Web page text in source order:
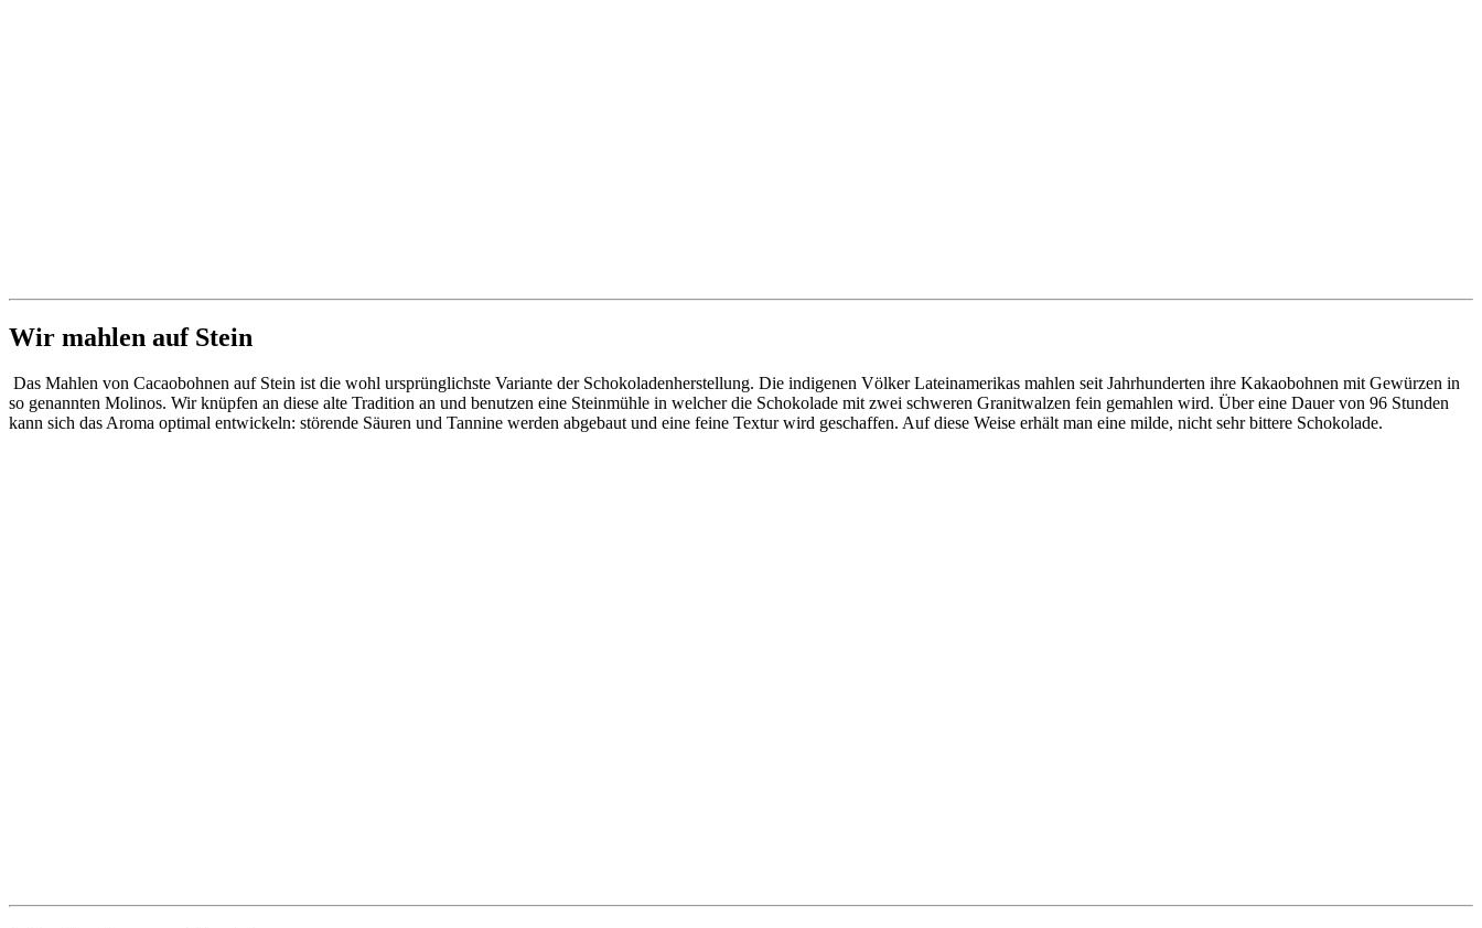
Wir mahlen auf Stein
Das Mahlen von Cacaobohnen auf Stein ist die wohl ursprünglichste Variante der Schokoladenherstellung. Die indigenen Völker Lateinamerikas mahlen seit Jahrhunderten ihre Kakaobohnen mit Gewürzen in
so genannten Molinos. Wir knüpfen an diese alte Tradition an und benutzen eine Steinmühle in welcher die Schokolade mit zwei schweren Granitwalzen fein gemahlen wird. Über eine Dauer von 96 Stunden
kann sich das Aroma optimal entwickeln: störende Säuren und Tannine werden abgebaut und eine feine Textur wird geschaffen. Auf diese Weise erhält man eine milde, nicht sehr bittere Schokolade.